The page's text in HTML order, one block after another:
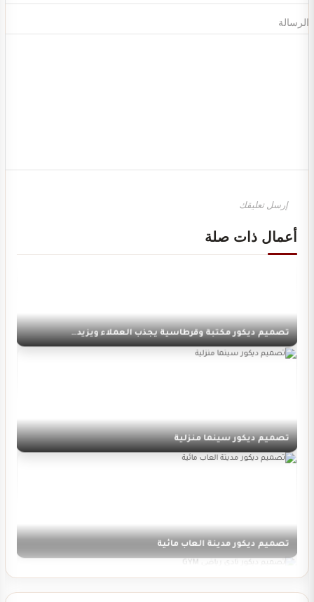
الرسالة
أعمال ذات صلة
تصميم ديكور مكتبة وقرطاسية يجذب العملاء ويزيد…
تصميم ديكور سينما منزلية
تصميم ديكور مدينة العاب مائية